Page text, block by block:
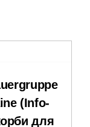
(Info-
для